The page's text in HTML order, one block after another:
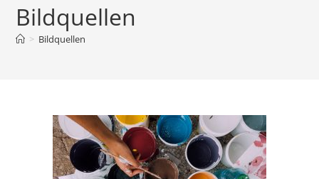
Bildquellen
> Bildquellen